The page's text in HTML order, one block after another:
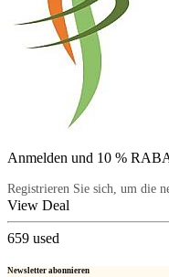
Anmelden und 10 %
Registrieren Sie sich, um die
View Deal
659 used
Newsletter abonnieren